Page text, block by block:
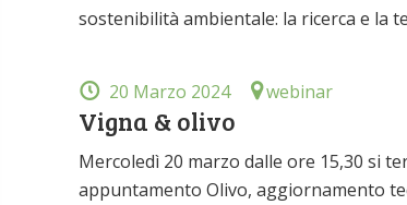
sostenibilità ambientale: la ricerca e la
20 Marzo 2024 webinar
Vigna & olivo
Mercoledì 20 marzo dalle ore 15,30 si
appuntamento Olivo, aggiornamento